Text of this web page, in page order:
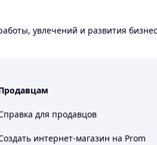
увлечений и развития
для продавцов
интернет-магазин на Prom